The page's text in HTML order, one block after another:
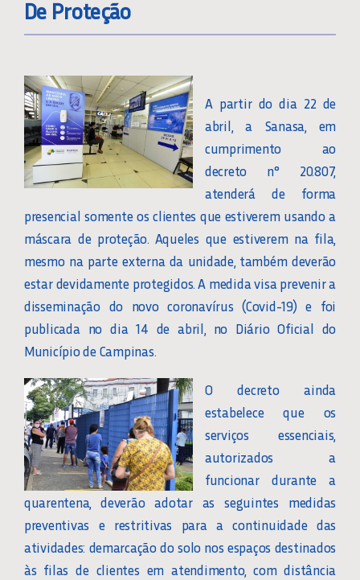
De Proteção
A partir do dia 22 de
abril, a Sanasa, em
cumprimento ao
decreto n° 20.807,
atenderá de forma
presencial somente os clientes que estiverem usando a
máscara de proteção. Aqueles que estiverem na fila,
mesmo na parte externa da unidade, também deverão
estar devidamente protegidos. A medida visa prevenir a
disseminação do novo coronavírus (Covid-19) e foi
publicada no dia 14 de abril, no Diário Oficial do
Município de Campinas.
O decreto ainda
estabelece que os
serviços essenciais,
autorizados a
funcionar durante a
quarentena, deverão adotar as seguintes medidas
preventivas e restritivas para a continuidade das
atividades: demarcação do solo nos espaços destinados
às filas de clientes em atendimento, com distância